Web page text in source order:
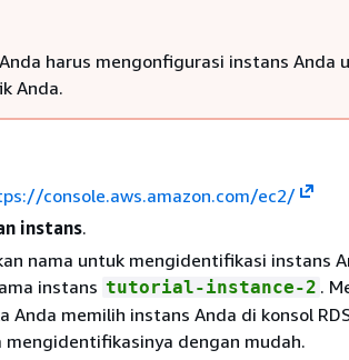
harus mengonfigurasi instans Anda
Anda.
console.aws.amazon.com/ec2/
instans.
nama untuk mengidentifikasi instans
instans tutorial-instance-2 .
memilih instans Anda di konsol
dengan mudah.